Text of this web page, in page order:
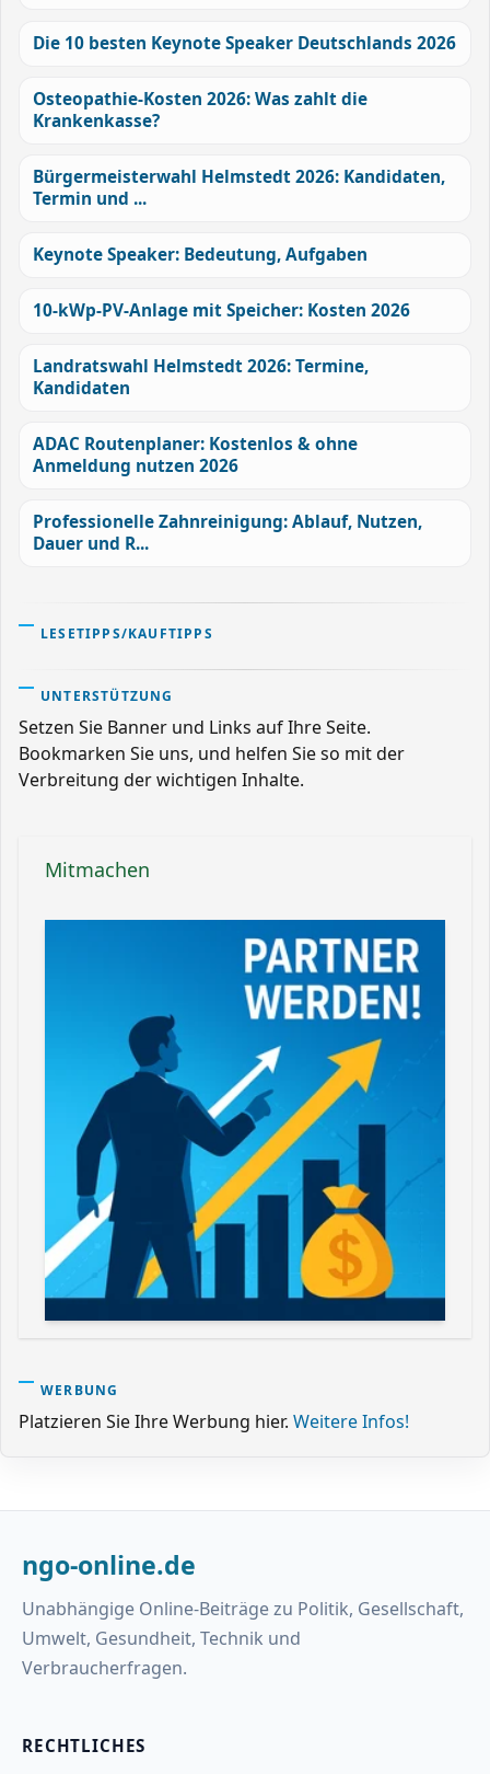
Die 10 besten Keynote Speaker Deutschlands 2026
Osteopathie-Kosten 2026: Was zahlt die
Krankenkasse?
Bürgermeisterwahl Helmstedt 2026: Kandidaten,
Termin und ...
Keynote Speaker: Bedeutung, Aufgaben
10-kWp-PV-Anlage mit Speicher: Kosten 2026
Landratswahl Helmstedt 2026: Termine,
Kandidaten
ADAC Routenplaner: Kostenlos & ohne
Anmeldung nutzen 2026
Professionelle Zahnreinigung: Ablauf, Nutzen,
Dauer und R...
LESETIPPS/KAUFTIPPS
UNTERSTÜTZUNG
Setzen Sie Banner und Links auf Ihre Seite.
Bookmarken Sie uns, und helfen Sie so mit der
Verbreitung der wichtigen Inhalte.
Mitmachen
WERBUNG
Platzieren Sie Ihre Werbung hier. Weitere Infos!
ngo-online.de
Unabhängige Online-Beiträge zu Politik, Gesellschaft,
Umwelt, Gesundheit, Technik und
Verbraucherfragen.
RECHTLICHES